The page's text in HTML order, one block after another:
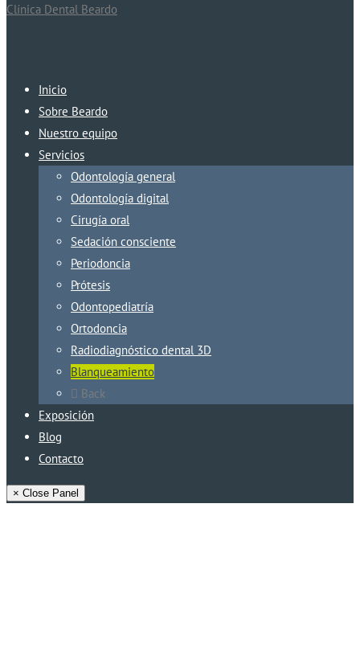
Clínica Dental Beardo
Inicio
Sobre Beardo
Nuestro equipo
Servicios
Odontología general
Odontología digital
Cirugía oral
Sedación consciente
Periodoncia
Prótesis
Odontopediatría
Ortodoncia
Radiodiagnóstico dental 3D
Blanqueamiento
Back
Exposición
Blog
Contacto
× Close Panel